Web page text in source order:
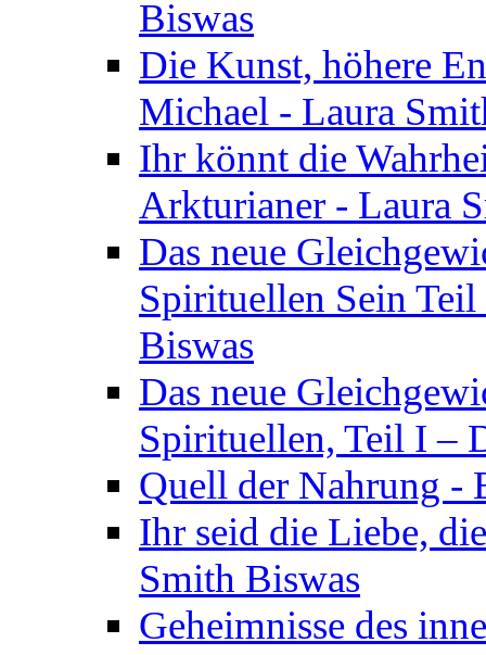
Biswas
Die Kunst, höhere
Michael - Laura
Ihr könnt die
Arkturianer - Laura
Das neue
Spirituellen Sein
Biswas
Das neue
Spirituellen, Teil I –
Quell der Nahrung -
Ihr seid die Liebe,
Smith Biswas
Geheimnisse des